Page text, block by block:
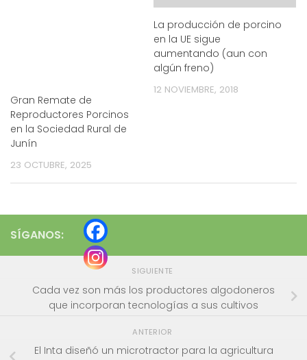
Gran Remate de
Reproductores Porcinos
en la Sociedad Rural de
Junín
23 OCTUBRE, 2025
La producción de porcino
en la UE sigue
aumentando (aun con
algún freno)
12 NOVIEMBRE, 2018
SÍGANOS:
SIGUIENTE
Cada vez son más los productores algodoneros
que incorporan tecnologías a sus cultivos
ANTERIOR
El Inta diseñó un microtractor para la agricultura